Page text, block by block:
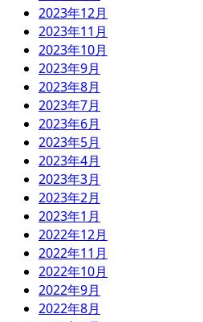
2023年12月
2023年11月
2023年10月
2023年9月
2023年8月
2023年7月
2023年6月
2023年5月
2023年4月
2023年3月
2023年2月
2023年1月
2022年12月
2022年11月
2022年10月
2022年9月
2022年8月